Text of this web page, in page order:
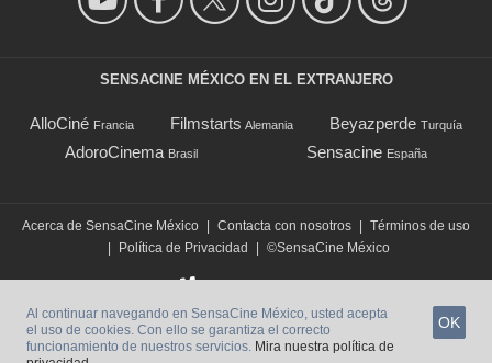
SENSACINE MÉXICO EN EL EXTRANJERO
AlloCiné Francia Filmstarts Alemania Beyazperde Turquía
AdoroCinema Brasil Sensacine España
Acerca de SensaCine México Contacta con nosotros
Términos de uso
Política de Privacidad ©SensaCine México
Al continuar navegando en SensaCine México, usted acepta
el uso de cookies. Con ello se garantiza el correcto
funcionamiento de nuestros servicios. Mira nuestra política de
OK